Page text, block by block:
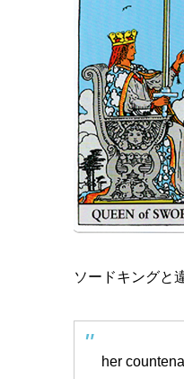
ソードキングと
her